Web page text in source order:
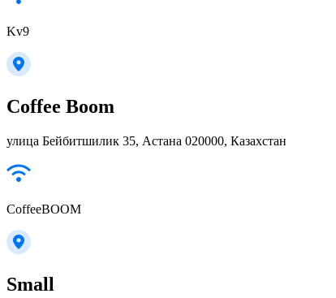
Kv9
Coffee Boom
улица Бейбитшилик 35, Астана 020000, Казахстан
CoffeeBOOM
Small